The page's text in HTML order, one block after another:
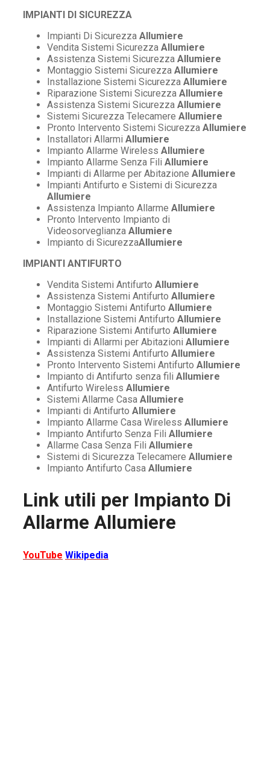
IMPIANTI DI SICUREZZA
Impianti Di Sicurezza Allumiere
Vendita Sistemi Sicurezza Allumiere
Assistenza Sistemi Sicurezza Allumiere
Montaggio Sistemi Sicurezza Allumiere
Installazione Sistemi Sicurezza Allumiere
Riparazione Sistemi Sicurezza Allumiere
Assistenza Sistemi Sicurezza Allumiere
Sistemi Sicurezza Telecamere Allumiere
Pronto Intervento Sistemi Sicurezza Allumiere
Installatori Allarmi Allumiere
Impianto Allarme Wireless Allumiere
Impianto Allarme Senza Fili Allumiere
Impianti di Allarme per Abitazione Allumiere
Impianti Antifurto e Sistemi di Sicurezza
Allumiere
Assistenza Impianto Allarme Allumiere
Pronto Intervento Impianto di
Videosorveglianza Allumiere
Impianto di SicurezzaAllumiere
IMPIANTI ANTIFURTO
Vendita Sistemi Antifurto Allumiere
Assistenza Sistemi Antifurto Allumiere
Montaggio Sistemi Antifurto Allumiere
Installazione Sistemi Antifurto Allumiere
Riparazione Sistemi Antifurto Allumiere
Impianti di Allarmi per Abitazioni Allumiere
Assistenza Sistemi Antifurto Allumiere
Pronto Intervento Sistemi Antifurto Allumiere
Impianto di Antifurto senza fili Allumiere
Antifurto Wireless Allumiere
Sistemi Allarme Casa Allumiere
Impianti di Antifurto Allumiere
Impianto Allarme Casa Wireless Allumiere
Impianto Antifurto Senza Fili Allumiere
Allarme Casa Senza Fili Allumiere
Sistemi di Sicurezza Telecamere Allumiere
Impianto Antifurto Casa Allumiere
Link utili per Impianto Di
Allarme Allumiere
YouTube Wikipedia